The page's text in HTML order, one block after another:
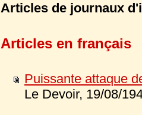
Articles de journaux
Articles en français
Puissante attaque
Le Devoir, 19/08/